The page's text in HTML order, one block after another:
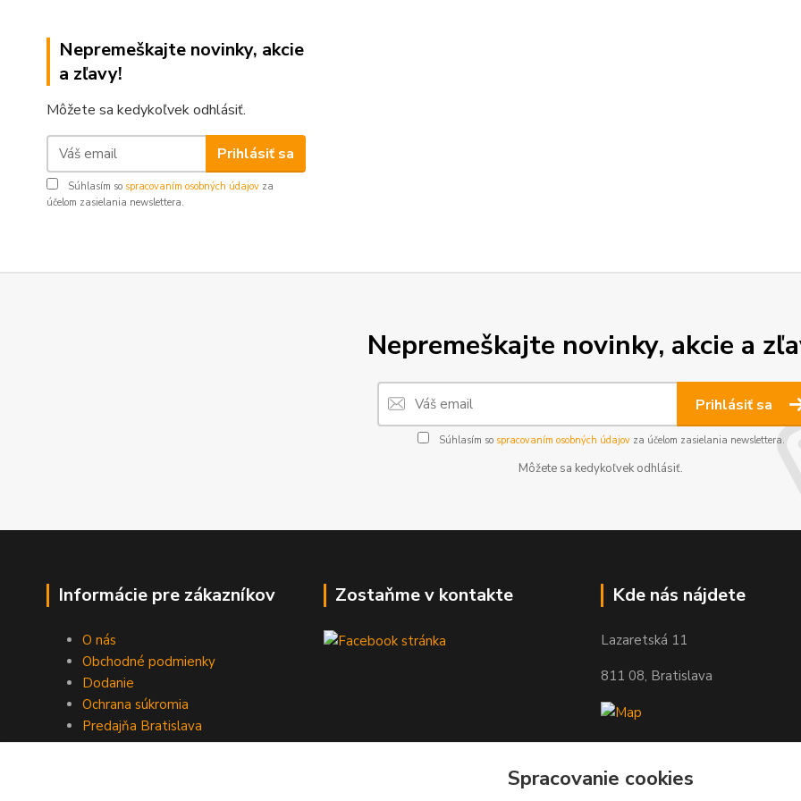
Nepremeškajte novinky, akcie
a zľavy!
Môžete sa kedykoľvek odhlásiť.
Prihlásiť sa
Súhlasím so spracovaním osobných údajov za
účelom zasielania newslettera.
Nepremeškajte novinky, akcie a
Prihlásiť sa
Súhlasím so spracovaním osobných údajovza účelom zasielania newslettera.
Môžete sa kedykoľvek odhlásiť.
Informácie pre zákazníkov
O nás
Obchodné podmienky
Dodanie
Ochrana súkromia
Predajňa Bratislava
Kontakty
Zostaňme v kontakte Kde nás nájdete
Lazaretská 11
811 08, Bratislava
Spracovanie cookies